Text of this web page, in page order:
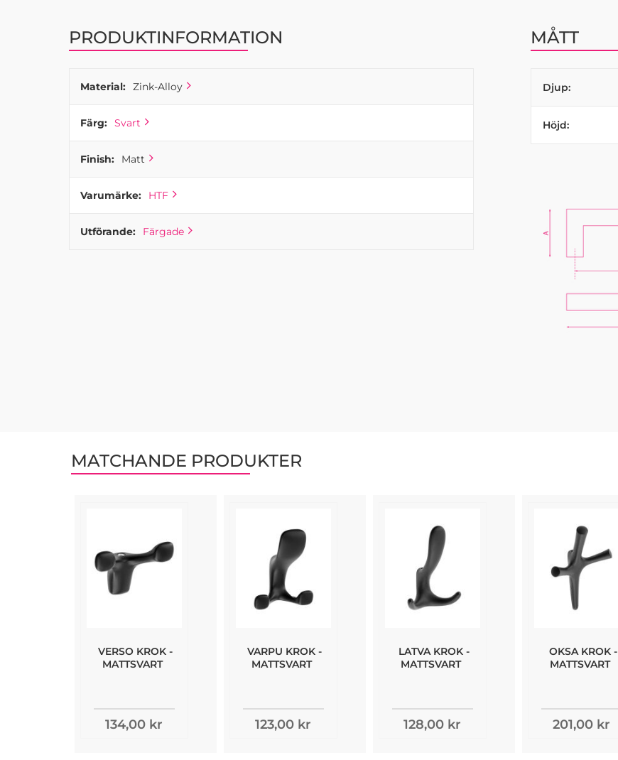
PRODUKTINFORMATION
Material: Zink-Alloy
Färg: Svart
Finish: Matt
Varumärke: HTF
Utförande: Färgade
MÅTT
Djup:
Höjd:
MATCHANDE PRODUKTER
VERSO KROK -
MATTSVART
134,00 kr
VARPU KROK -
MATTSVART
123,00 kr
LATVA KROK -
MATTSVART
128,00 kr
OKSA KROK -
MATTSVART
201,00 kr